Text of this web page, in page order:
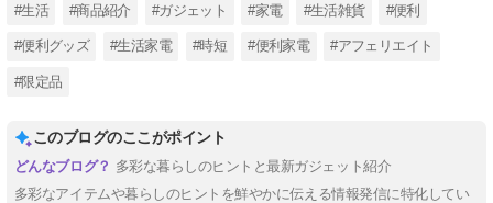
#生活 #商品紹介 #ガジェット #家電 #生活雑貨 #便利
#便利グッズ #生活家電 #時短 #便利家電 #アフェリエイト
#限定品
このブログのここがポイント
多彩な暮らしのヒントと最新ガジェット紹介
多彩なアイテムや暮らしのヒントを鮮やかに伝える情報発信に特化してい